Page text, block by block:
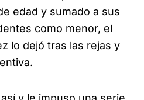
edad y sumado a sus
como menor, el
lo dejó tras las rejas y